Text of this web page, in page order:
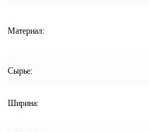
Материал:
Сырье:
Ширина: